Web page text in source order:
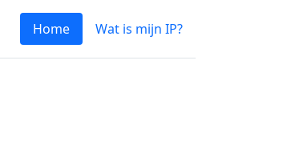
Home Wat is mijn IP?